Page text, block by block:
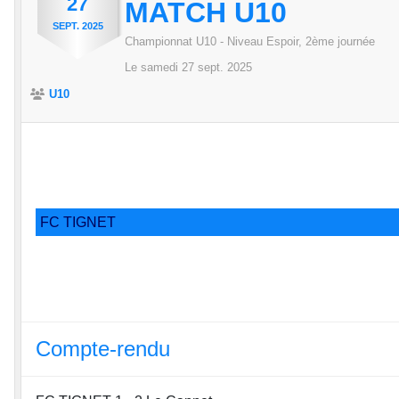
SEPT. 2025 MATCH U10
Championnat U10 - Niveau Espoir, 2ème journée
Le samedi 27 sept. 2025
U10
FC TIGNET
Compte-rendu